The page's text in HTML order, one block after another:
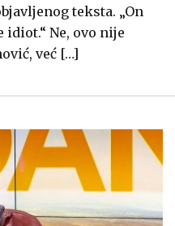
teksta. „On
Ne, ovo nije
već […]